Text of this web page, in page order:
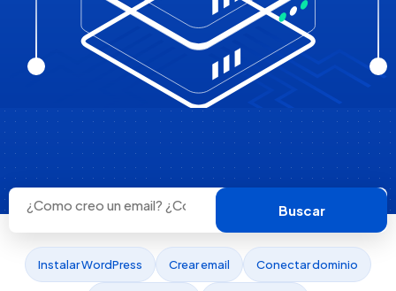
Buscar
Instalar WordPress Crear email Conectar dominio